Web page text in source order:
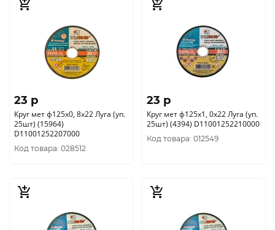
23 p
Круг мет ф125х0, 8х22 Луга (уп.
25шт) (15964)
D11001252207000
Код товара: 028512
23 p
Круг мет ф125х1, 0х22 Луга (уп.
25шт) (4394) D11001252210000
Код товара: 012549